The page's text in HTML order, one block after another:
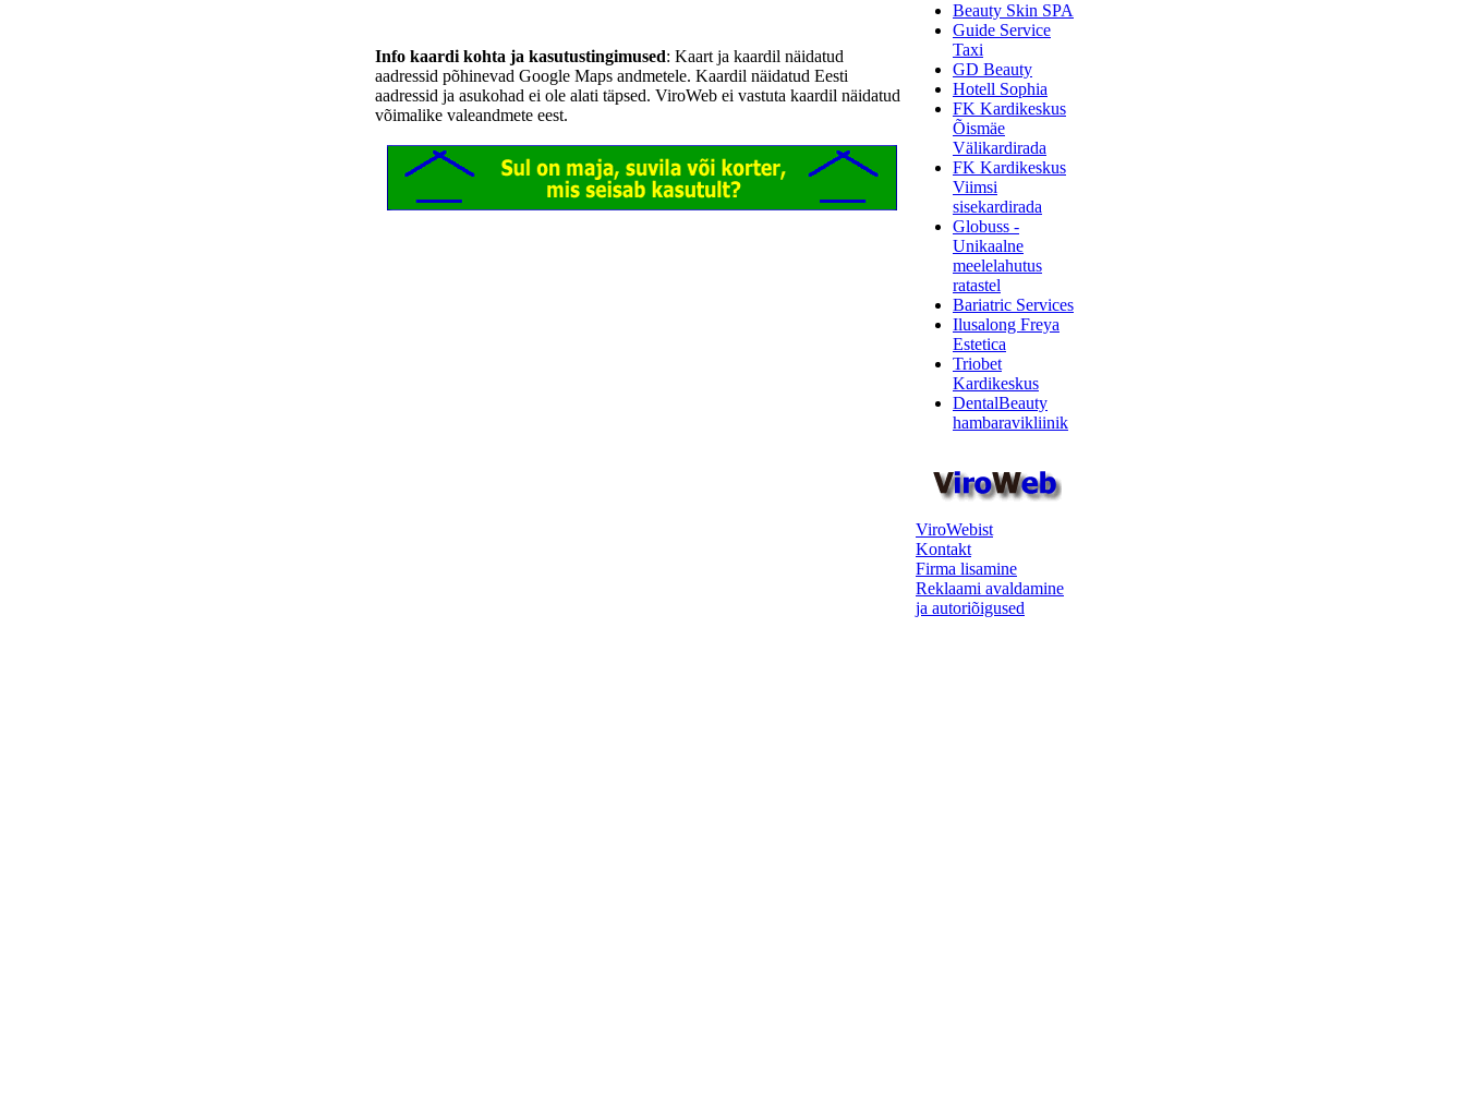
Info kaardi kohta ja kasutustingimused: Kaart ja kaardil näidatud
aadressid põhinevad Google Maps andmetele. Kaardil näidatud Eesti
aadressid ja asukohad ei ole alati täpsed. ViroWeb ei vastuta kaardil näidatud
võimalike valeandmete eest.
Beauty Skin SPA
Guide Service
Taxi
GD Beauty
Hotell Sophia
FK Kardikeskus
Õismäe
Välikardirada
FK Kardikeskus
Viimsi
sisekardirada
Globuss -
Unikaalne
meelelahutus
ratastel
Bariatric Services
Ilusalong Freya
Estetica
Triobet
Kardikeskus
DentalBeauty
hambaravikliinik
ViroWebist
Kontakt
Firma lisamine
Reklaami avaldamine
ja autoriõigused